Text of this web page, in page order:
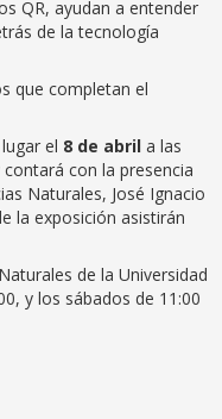
QR, ayudan a entender
de la tecnología
que completan el
el 8 de abril a las
con la presencia
Naturales, José Ignacio
la exposición asistirán
de la Universidad
y los sábados de 11:00